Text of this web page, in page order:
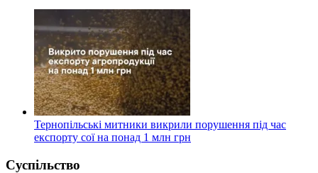
Тернопільські митники викрили порушення під час
експорту сої на понад 1 млн грн
Суспільство